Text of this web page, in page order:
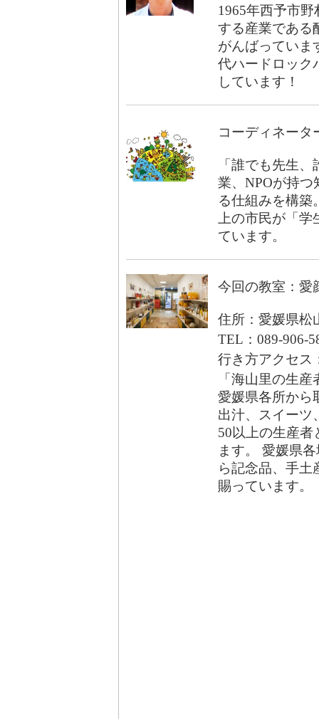
1965年西予市
する産業である
がんばっていま
代ハードロック
しています！
コーディネータ
「誰でも先生
業、NPOが持
る仕組みを構築
上の市民が「
ています。
今回の教室：愛
住所：愛媛県松
TEL：089-906-
行き方アクセス
「海山里の生
愛媛県各所から
出汁、スイーツ
50以上の生産者
ます。 愛媛県
ら記念品、手土
賜っています。